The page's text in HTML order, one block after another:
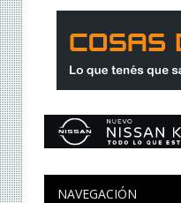
NAVEGACIÓN